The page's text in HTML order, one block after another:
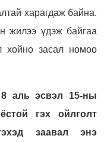
харагдаж байна.
жилээ үдэж байгаа
хойно засал номоо
аль эсвэл 15-ны
гэх ойлголт
заавал энэ